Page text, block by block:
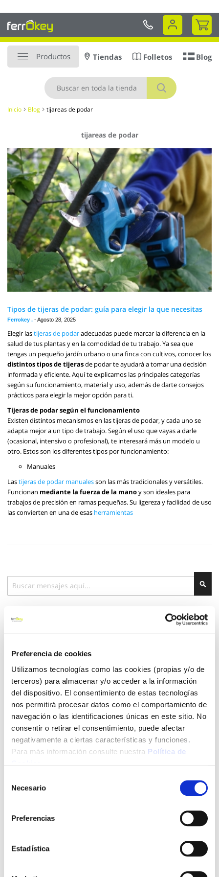
Preferencia de cookies
Utilizamos tecnologías como las cookies (propias y/o de
terceros) para almacenar y/o acceder a la información
del dispositivo. El consentimiento de estas tecnologías
nos permitirá procesar datos como el comportamiento de
navegación o las identificaciones únicas en este sitio. No
consentir o retirar el consentimiento, puede afectar
negativamente a ciertas características y funciones.
Para más información consulte nuestra Política de
Necesario
Preferencias
Estadística
al
contenido
Mi
Productos
Buscar
Tiendas Folletos Blog
Inicio Blog tijareas de podar
tijareas de podar
Tipos de tijeras de podar: guía para elegir la que necesitas
Ferrokey . -Agosto 28, 2025
Elegir lastijeras de podaradecuadas puede marcar la diferencia en la
salud de tus plantas y en la comodidad de tu trabajo. Ya sea que
tengas un pequeño jardín urbano o una finca con cultivos, conocer los
distintos tipos de tijerasde podar te ayudará a tomar una decisión
informada y eficiente. Aquí te explicamos las principales categorías
según su funcionamiento, material y uso, además de darte consejos
prácticos para elegir la mejor opción para ti.
Tijeras de podar según el funcionamiento
Existen distintos mecanismos en las tijeras de podar, y cada uno se
adapta mejor a un tipo de trabajo. Según el uso que vayas a darle
(ocasional, intensivo o profesional), te interesará más un modelo u
otro. Estos son los diferentes tipos por funcionamiento:
Manuales
Lastijeras de podar manualesson las más tradicionales y versátiles.
Funcionan mediante la fuerza de la manoy son ideales para
trabajos de precisión en ramas pequeñas. Su ligereza y facilidad de uso
las convierten en una de esas herramientas
Buscar
Categorías
Jardín(30)
Catálogos Digitales
(4)
Climatización(6)
Herramientas(12)
Mensajes recientes
Ventilador o aire acondicionado: cuál es mejor para
Ventilador de techo con luz: ventajas y cómo
Caseta de jardín de resina: cómo elegir la mejor
Manguera de jardín: cómo elegir la mejor según tu